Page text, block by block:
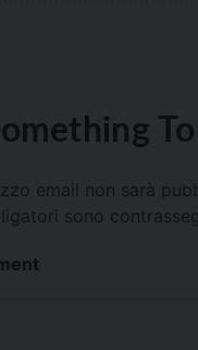
To
email non sarà
sono